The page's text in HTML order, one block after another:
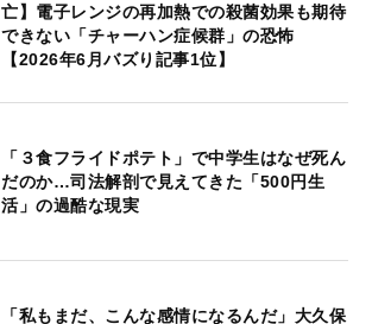
亡】電子レンジの再加熱での殺菌効果も期待
できない「チャーハン症候群」の恐怖
【2026年6月バズり記事1位】
「３食フライドポテト」で中学生はなぜ死ん
だのか…司法解剖で見えてきた「500円生
活」の過酷な現実
「私もまだ、こんな感情になるんだ」大久保